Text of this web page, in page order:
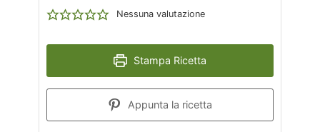
Nessuna valutazione
Stampa Ricetta
Appunta la ricetta